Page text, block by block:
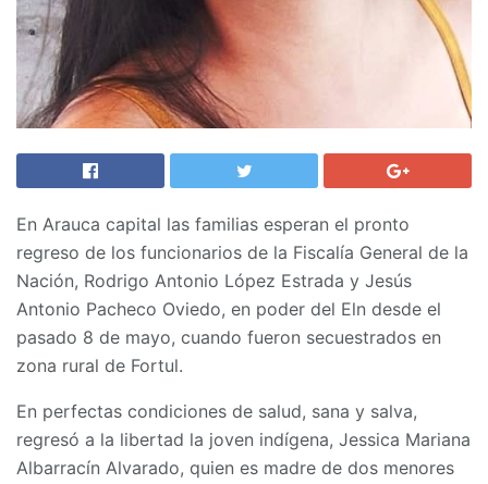
En Arauca capital las familias esperan el pronto
regreso de los funcionarios de la Fiscalía General de la
Nación, Rodrigo Antonio López Estrada y Jesús
Antonio Pacheco Oviedo, en poder del Eln desde el
pasado 8 de mayo, cuando fueron secuestrados en
zona rural de Fortul.
En perfectas condiciones de salud, sana y salva,
regresó a la libertad la joven indígena, Jessica Mariana
Albarracín Alvarado, quien es madre de dos menores